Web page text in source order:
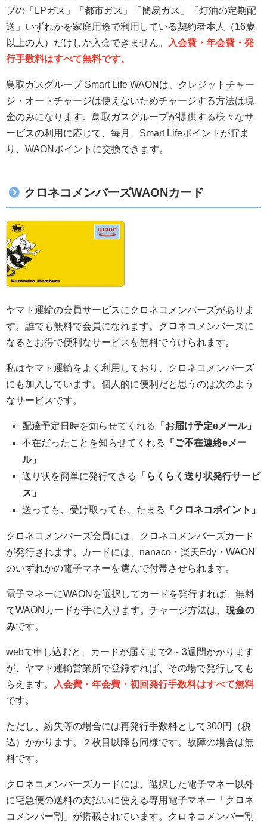
プの「LPガス」「都市ガス」「簡易ガス」「灯油の定期配
送」いずれかを家庭用途で利用している契約者本人（16歳
以上の人）だけしか入会できません。
入会費・年会費・発
行手数料はすべて無料です。
鳥取ガスグループ Smart Life WAONは、クレジットチャー
ジ・オートチャージは使えないためチャージする方法は現
金のみになります。鳥取ガスグループが提供する様々なサ
ービスの利用に応じて、毎月、Smart Lifeポイントが貯ま
り、WAONポイントに交換できます。
クロネコメンバーズWAONカード
ヤマト運輸の会員サービスにクロネコメンバーズがありま
す。誰でも無料で会員になれます。クロネコメンバーズに
なるとお得で便利なサービスを無料でうけられます。
私はヤマト運輸をよく利用しており、クロネコメンバーズ
にも加入しています。個人的に便利だと思うのは次のよう
なサービスです。
配達予定日時を知らせてくれる
「お届け予定eメール」
不在だったことを知らせてくれる
「ご不在連絡eメー
ル」
送り状を簡単に発行できる
「らくらく送り状発行サービ
ス」
送っても、受け取っても、たまる
「クロネコポイント」
クロネコメンバーズ会員には、クロネコメンバーズカード
が発行されます。カードには、nanaco・楽天Edy・WAON
のいずれかの電子マネーを選んで付帯させられます。
電子マネーにWAONを選択してカードを発行すれば、無料
でWAONカードが手に入ります。チャージ方法は、 現金の
みです。
webで申し込むと、カードが届くまで2～3週間かかります
が、ヤマト運輸営業所で登録すれば、その場で発行しても
らえます。
入会費・年会費・初回発行手数料はすべて無料
です。
ただし、紛失等の場合には再発行手数料として300円（税
込）かかります。２枚目以降も同様です。故障の場合は無
料です。
クロネコメンバーズカードには、選択した電子マネー以外
に宅急便の送料の支払いに使える専用電子マネー「クロネ
コメンバー割」が搭載されています。クロネコメンバー割